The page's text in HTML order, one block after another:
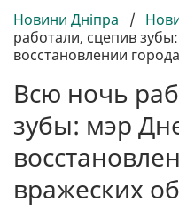
Новини Дніпра /
работали, сцепив
восстановлении
Всю ночь
зубы: мэр
вражеских